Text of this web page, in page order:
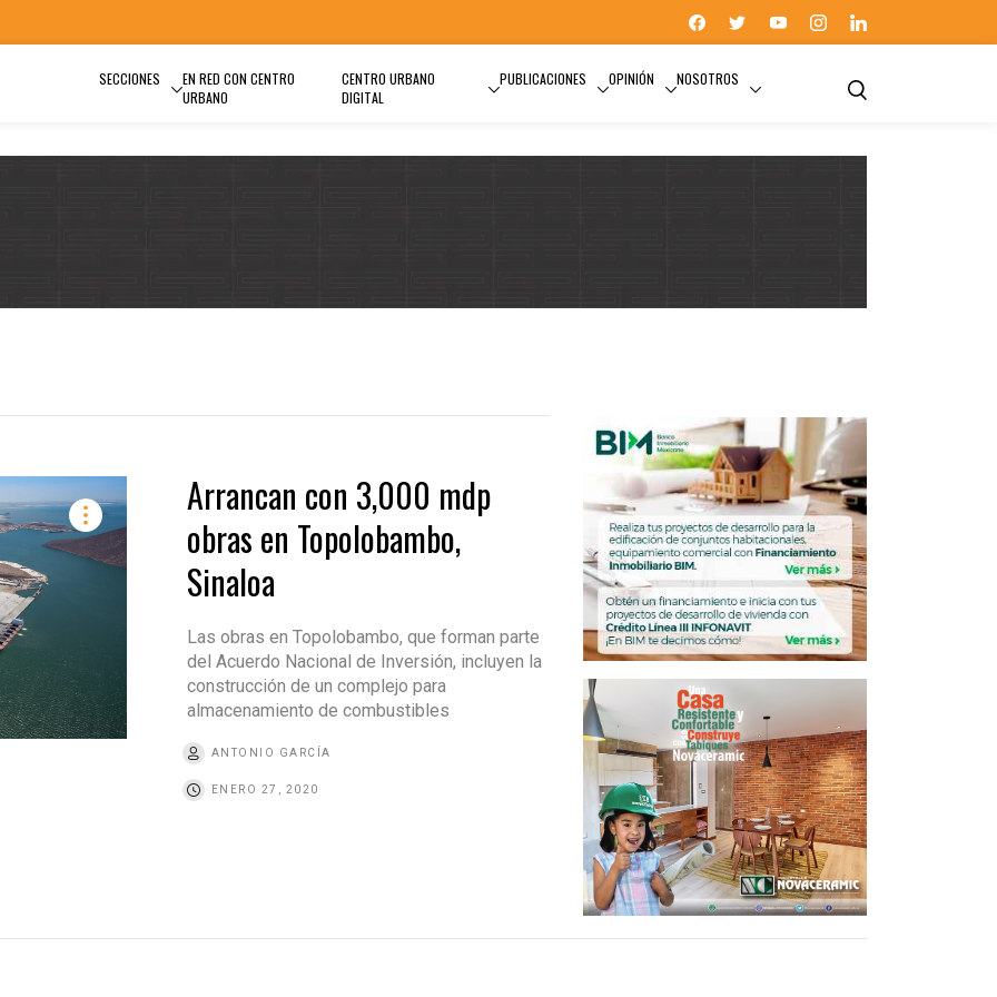
SECCIONES
EN RED CON CENTRO
URBANO
CENTRO URBANO
DIGITAL
PUBLICACIONES OPINIÓN NOSOTROS
Arrancan con 3,000 mdp
obras en Topolobambo,
Sinaloa
Las obras en Topolobambo, que forman parte
del Acuerdo Nacional de Inversión, incluyen la
construcción de un complejo para
almacenamiento de combustibles
ANTONIO GARCÍA
ENERO 27, 2020